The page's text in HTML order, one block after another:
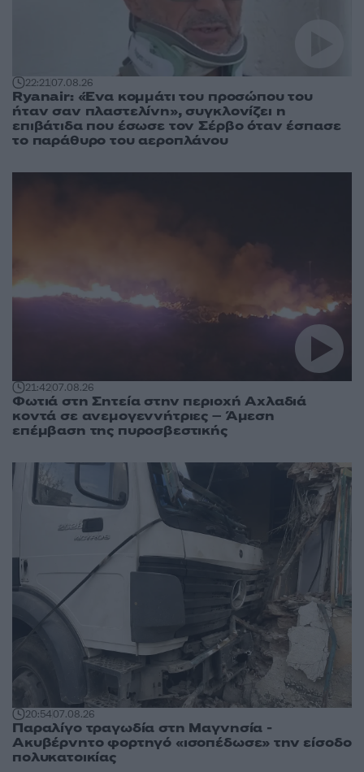
22:2107.08.26
Ryanair: «Ένα κομμάτι του προσώπου του
ήταν σαν πλαστελίνη», συγκλονίζει η
επιβάτιδα που έσωσε τον Σέρβο όταν έσπασε
το παράθυρο του αεροπλάνου
21:4207.08.26
Φωτιά στη Σητεία στην περιοχή Αχλαδιά
κοντά σε ανεμογεννήτριες – Άμεση
επέμβαση της πυροσβεστικής
20:5407.08.26
Παραλίγο τραγωδία στη Μαγνησία -
Ακυβέρνητο φορτηγό «ισοπέδωσε» την είσοδο
πολυκατοικίας